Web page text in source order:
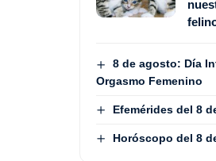
8 de agosto: Día
Orgasmo Femenino
Efemérides del 8
Horóscopo del 8